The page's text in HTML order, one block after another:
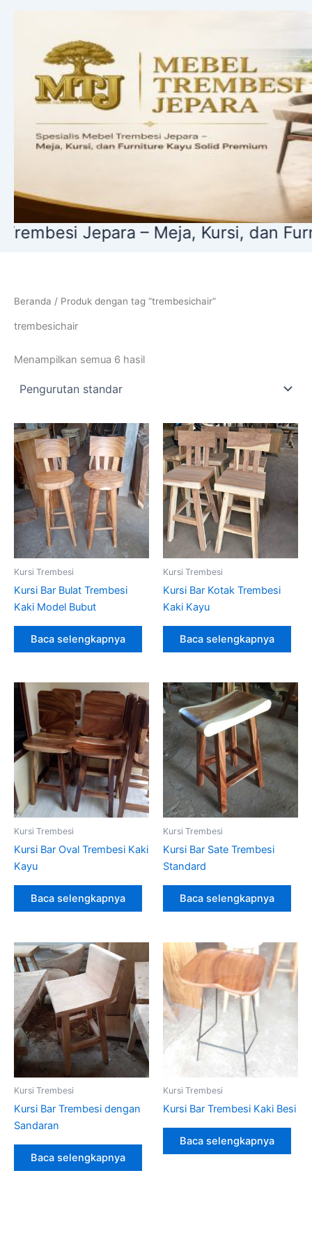
Jepara – Meja, Kursi, dan Furniture
Beranda / Produk dengan tag “trembesichair”
trembesichair
Menampilkan semua 6 hasil
Kursi Trembesi
Kursi Bar Bulat Trembesi
Kaki Model Bubut
Baca selengkapnya
Kursi Trembesi
Kursi Bar Kotak Trembesi
Kaki Kayu
Baca selengkapnya
Kursi Trembesi
Kursi Bar Oval Trembesi Kaki
Kayu
Baca selengkapnya
Kursi Trembesi
Kursi Bar Sate Trembesi
Standard
Baca selengkapnya
Kursi Trembesi
Kursi Bar Trembesi dengan
Sandaran
Baca selengkapnya
Kursi Trembesi
Kursi Bar Trembesi Kaki Besi
Baca selengkapnya